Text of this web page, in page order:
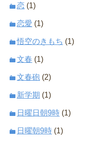
恋 (1)
恋愛 (1)
悟空のきもち (1)
文春 (1)
文春砲 (2)
新学期 (1)
日曜日朝9時 (1)
日曜朝9時 (1)